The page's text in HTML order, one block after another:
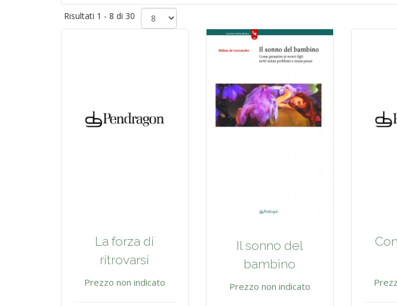
Risultati 1 - 8 di 30
La forza di
ritrovarsi
Prezzo non indicato
Il sonno del
bambino
Prezzo non indicato